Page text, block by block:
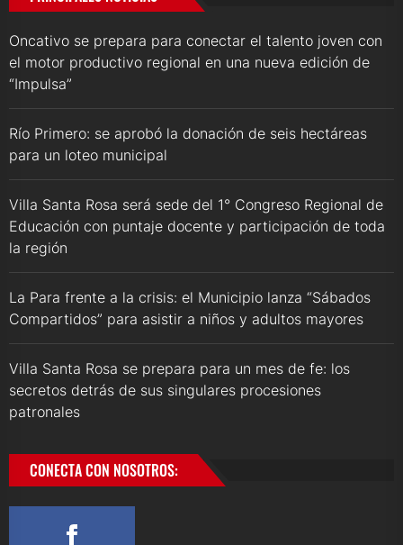
Oncativo se prepara para conectar el talento joven con
el motor productivo regional en una nueva edición de
“Impulsa”
Río Primero: se aprobó la donación de seis hectáreas
para un loteo municipal
Villa Santa Rosa será sede del 1° Congreso Regional de
Educación con puntaje docente y participación de toda
la región
La Para frente a la crisis: el Municipio lanza “Sábados
Compartidos” para asistir a niños y adultos mayores
Villa Santa Rosa se prepara para un mes de fe: los
secretos detrás de sus singulares procesiones
patronales
CONECTA CON NOSOTROS: